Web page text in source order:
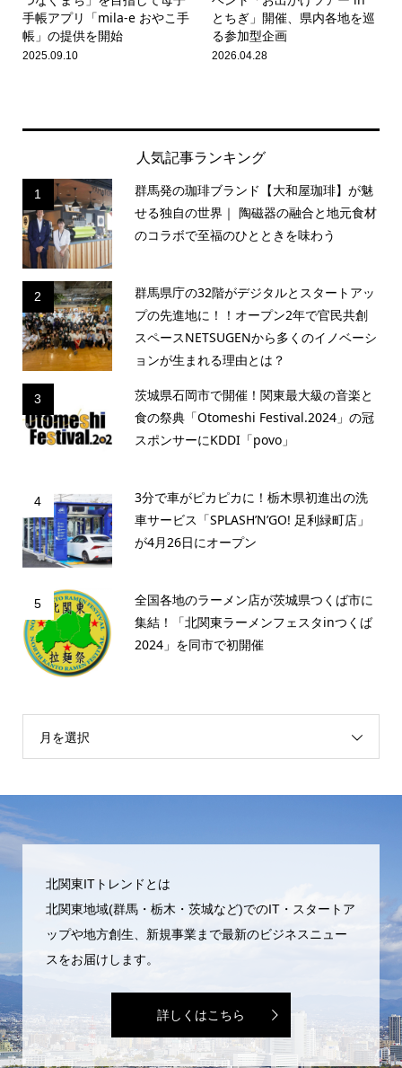
手帳アプリ「mila-e おやこ手
帳」の提供を開始
2025.09.10
とちぎ」開催、県内各地を巡
る参加型企画
2026.04.28
人気記事ランキング
1
群馬発の珈琲ブランド【大和屋珈琲】が魅
せる独自の世界｜ 陶磁器の融合と地元食材
のコラボで至福のひとときを味わう
2
群馬県庁の32階がデジタルとスタートアッ
プの先進地に！！オープン2年で官民共創
スペースNETSUGENから多くのイノベーシ
ョンが生まれる理由とは？
3
茨城県石岡市で開催！関東最大級の音楽と
食の祭典「Otomeshi Festival.2024」の冠
スポンサーにKDDI「povo」
4
3分で車がピカピカに！栃木県初進出の洗
車サービス「SPLASH’N’GO! 足利緑町店」
が4月26日にオープン
5
全国各地のラーメン店が茨城県つくば市に
集結！「北関東ラーメンフェスタinつくば
2024」を同市で初開催
月を選択
北関東ITトレンドとは
北関東地域(群馬・栃木・茨城など)でのIT・スタートア
ップや地方創生、新規事業まで最新のビジネスニュー
スをお届けします。
詳しくはこちら